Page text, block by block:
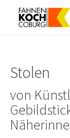
Stolen
von